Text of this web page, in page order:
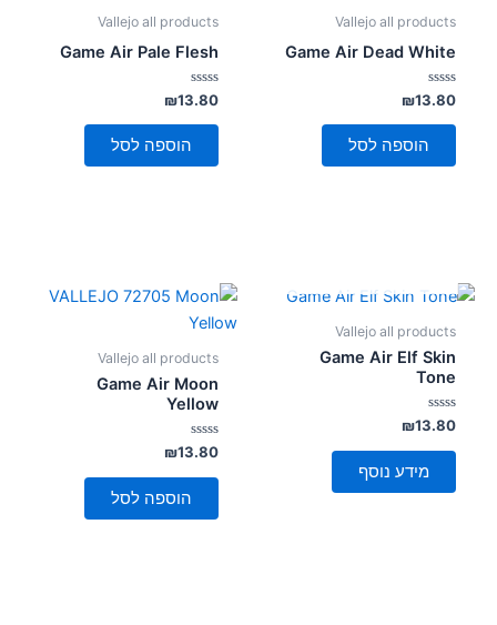
font_download סמן קישורים
לאפס
האפשרויות
Vallejo all products
Game Air Dead White
דורג
0
מתוך
₪13.80
הוספה לסל
Vallejo all products
Game Air Pale Flesh
דורג
0
מתוך
₪13.80
הוספה לסל
Vallejo all products
Game Air Elf Skin
Tone
דורג
0
מתוך
₪13.80
מידע נוסף
Vallejo all products
Game Air Moon
Yellow
דורג
0
מתוך
₪13.80
הוספה לסל